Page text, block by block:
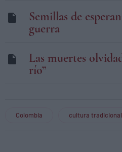
Semillas de
guerra
Las muertes
río”
Colombia cultura tradicional